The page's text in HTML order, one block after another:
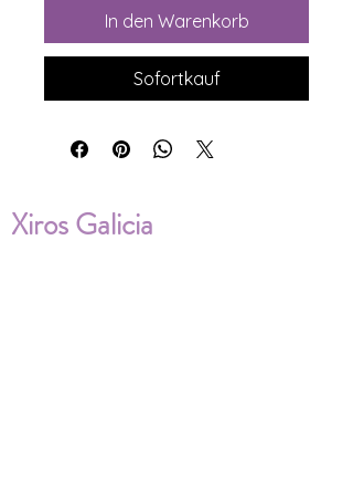
In den Warenkorb
Sofortkauf
Xiros Galicia